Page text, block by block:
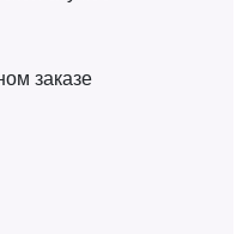
заказе